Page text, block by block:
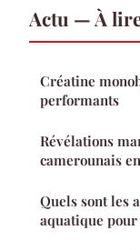
Actu — À
Créatine
performants
Révélations
camerounais
Quels sont les
aquatique pour